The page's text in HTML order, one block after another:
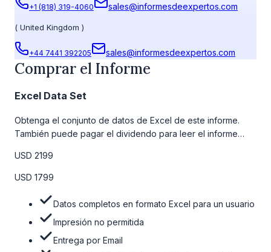
+1 (818) 319-4060 sales@informesdeexpertos.com
( United Kingdom )
+44 7441 392205 sales@informesdeexpertos.com
Comprar el Informe
Excel Data Set
Obtenga el conjunto de datos de Excel de este informe.
También puede pagar el dividendo para leer el informe
la tabla de precios a continuación.
USD 2199
USD 1799
Datos completos en formato Excel para un usuario
Impresión no permitida
Entrega por Email